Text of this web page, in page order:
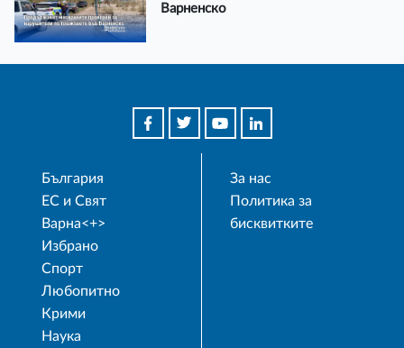
Варненско
България
ЕС и Свят
Варна<+>
Избрано
Спорт
Любопитно
Крими
Наука
За нас
Политика за
бисквитките